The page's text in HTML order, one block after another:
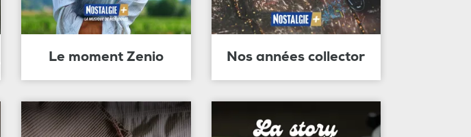
Le moment Zenio Nos années collector